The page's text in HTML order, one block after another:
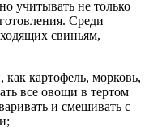
учитывать не только
Среди
свиньям,
картофель, морковь,
все овощи в тертом
и смешивать с